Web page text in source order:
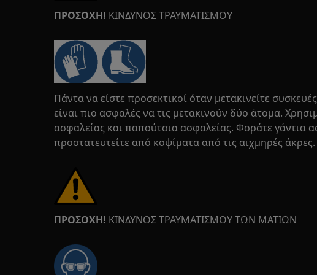
ΠΡΟΣΟΧΗ! ΚΙΝΔΥΝΟΣ ΤΡΑΥΜΑΤΙΣΜΟΥ
Πάντα να είστε προσεκτικοί όταν μετακινείτε
είναι πιο ασφαλές να τις μετακινούν δύο άτομα.
ασφαλείας και παπούτσια ασφαλείας. Φοράτε γάντια
προστατευτείτε από κοψίματα από τις αιχμηρές άκρες.
ΠΡΟΣΟΧΗ! ΚΙΝΔΥΝΟΣ ΤΡΑΥΜΑΤΙΣΜΟΥ ΤΩΝ ΜΑΤΙΩΝ